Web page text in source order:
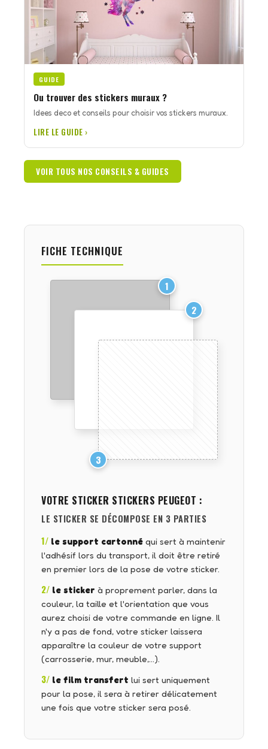
GUIDE
Ou trouver des stickers muraux ?
Idees deco et conseils pour choisir vos stickers muraux.
LIRE LE GUIDE ›
VOIR TOUS NOS CONSEILS & GUIDES
FICHE TECHNIQUE
1
2
3
VOTRE STICKER STICKERS PEUGEOT :
LE STICKER SE DÉCOMPOSE EN 3 PARTIES
1/ le support cartonné qui sert à maintenir
l'adhésif lors du transport, il doit être retiré
en premier lors de la pose de votre sticker.
2/ le sticker à proprement parler, dans la
couleur, la taille et l'orientation que vous
aurez choisi de votre commande en ligne. Il
n'y a pas de fond, votre sticker laissera
apparaître la couleur de votre support
(carrosserie, mur, meuble,…).
3/ le film transfert lui sert uniquement
pour la pose, il sera à retirer délicatement
une fois que votre sticker sera posé.